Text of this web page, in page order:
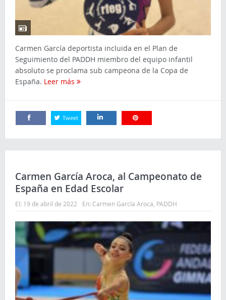
Carmen García deportista incluida en el Plan de
Seguimiento del PADDH miembro del equipo infantil
absoluto se proclama sub campeona de la Copa de
España. Leer más
Tweet
Carmen García Aroca, al Campeonato de
España en Edad Escolar
El: 19 de abril de 2022 En: Carmen García Aroca PADDH